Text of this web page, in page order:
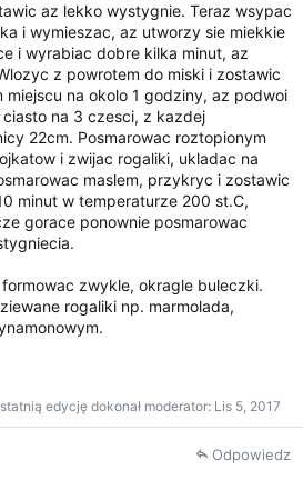
az lekko wystygnie. Teraz wsypac
i wymieszac, az utworzy sie miekkie
i wyrabiac dobre kilka minut, az
z powrotem do miski i zostawic
na okolo 1 godziny, az podwoi
na 3 czesci, z kazdej
22cm. Posmarowac roztopionym
i zwijac rogaliki, ukladac na
maslem, przykryc i zostawic
minut w temperaturze 200 st.C,
gorace ponownie posmarowac
zwykle, okragle buleczki.
rogaliki np. marmolada,
edycję dokonał moderator: Lis 5, 2017
Odpowiedz